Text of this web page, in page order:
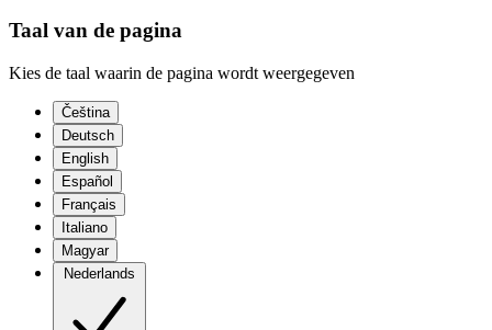
Taal van de pagina
Kies de taal waarin de pagina wordt weergegeven
Čeština
Deutsch
English
Español
Français
Italiano
Magyar
Nederlands